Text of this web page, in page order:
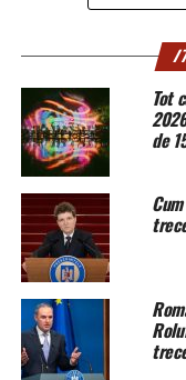
Mai multe
mame
De la 1 martie,
li se va aloca cu
copil, adică 2,5 în
Convertind în
fiecare copil născut
Germaniei primesc
15,35 euro mai mult
mamelor face
federal, în valoare
va costa guvernul
Tot
de